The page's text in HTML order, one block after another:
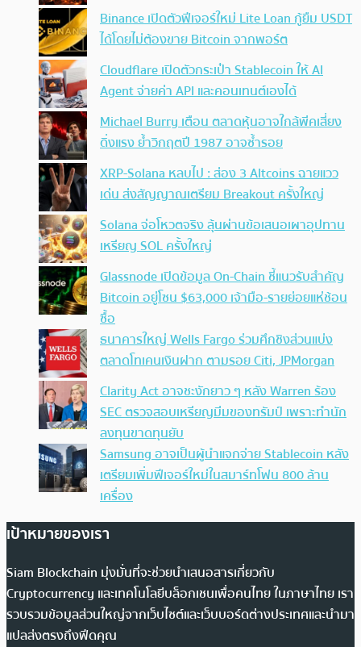
Binance เปิดตัวฟีเจอร์ใหม่ Lite Loan กู้ยืม USDT
ได้โดยไม่ต้องขาย Bitcoin จากพอร์ต
Cloudflare เปิดตัวกระเป๋า Stablecoin ให้ AI
Agent จ่ายค่า API และคอนเทนต์เองได้
Michael Burry เตือน ตลาดหุ้นอาจใกล้พีคเสี่ยง
ดิ่งแรง ย้ำวิกฤตปี 1987 อาจซ้ำรอย
XRP-Solana หลบไป : ส่อง 3 Altcoins ฉายแวว
เด่น ส่งสัญญาณเตรียม Breakout ครั้งใหญ่
Solana จ่อโหวตจริง ลุ้นผ่านข้อเสนอเผาอุปทาน
เหรียญ SOL ครั้งใหญ่
Glassnode เปิดข้อมูล On-Chain ชี้แนวรับสำคัญ
Bitcoin อยู่โซน $63,000 เจ้ามือ-รายย่อยแห่ช้อน
ซื้อ
ธนาคารใหญ่ Wells Fargo ร่วมศึกชิงส่วนแบ่ง
ตลาดโทเคนเงินฝาก ตามรอย Citi, JPMorgan
Clarity Act อาจชะงักยาว ๆ หลัง Warren ร้อง
SEC ตรวจสอบเหรียญมีมของทรัมป์ เพราะทำนัก
ลงทุนขาดทุนยับ
Samsung อาจเป็นผู้นำแจกจ่าย Stablecoin หลัง
เตรียมเพิ่มฟีเจอร์ใหม่ในสมาร์ทโฟน 800 ล้าน
เครื่อง
เป้าหมายของเรา
Siam Blockchain มุ่งมั่นที่จะช่วยนำเสนอสารเกี่ยวกับ
Cryptocurrency และเทคโนโลยีบล็อกเชนเพื่อคนไทย ในภาษาไทย เรา
รวบรวมข้อมูลส่วนใหญ่จากเว็บไซต์และเว็บบอร์ดต่างประเทศและนำมา
แปลส่งตรงถึงฟีดคุณ